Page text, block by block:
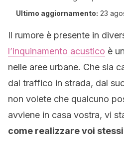
Ultimo aggiornamento: 23
Il rumore è presente in
l’inquinamento acustico è
nelle aree urbane. Che sia
dal traffico in strada, dal
non volete che qualcuno
avviene in casa vostra, vi
come realizzare voi